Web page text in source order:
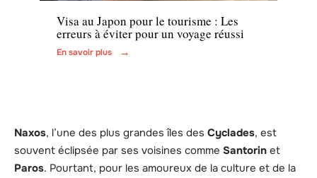
Visa au Japon pour le tourisme : Les
erreurs à éviter pour un voyage réussi
En savoir plus
Naxos, l’une des plus grandes îles des Cyclades, est
souvent éclipsée par ses voisines comme Santorin et
Paros. Pourtant, pour les amoureux de la culture et de la